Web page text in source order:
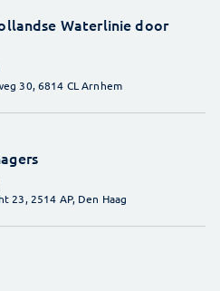
Waterlinie door
30, 6814 CL Arnhem
23, 2514 AP, Den Haag